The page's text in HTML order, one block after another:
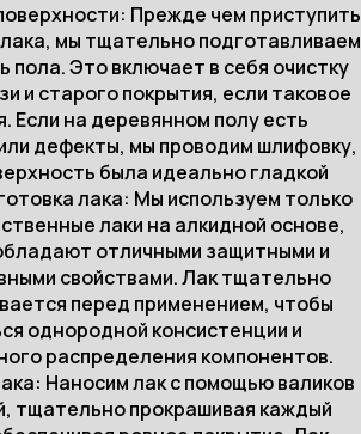
Прежде чем приступить
мы тщательно подготавливаем
пола. Это включает в себя очистку
и старого покрытия, если таковое
Если на деревянном полу есть
дефекты, мы проводим шлифовку,
была идеально гладкой
лака: Мы используем только
лаки на алкидной основе,
отличными защитными и
свойствами. Лак тщательно
перед применением, чтобы
однородной консистенции и
распределения компонентов.
Наносим лак с помощью валиков
тщательно прокрашивая каждый